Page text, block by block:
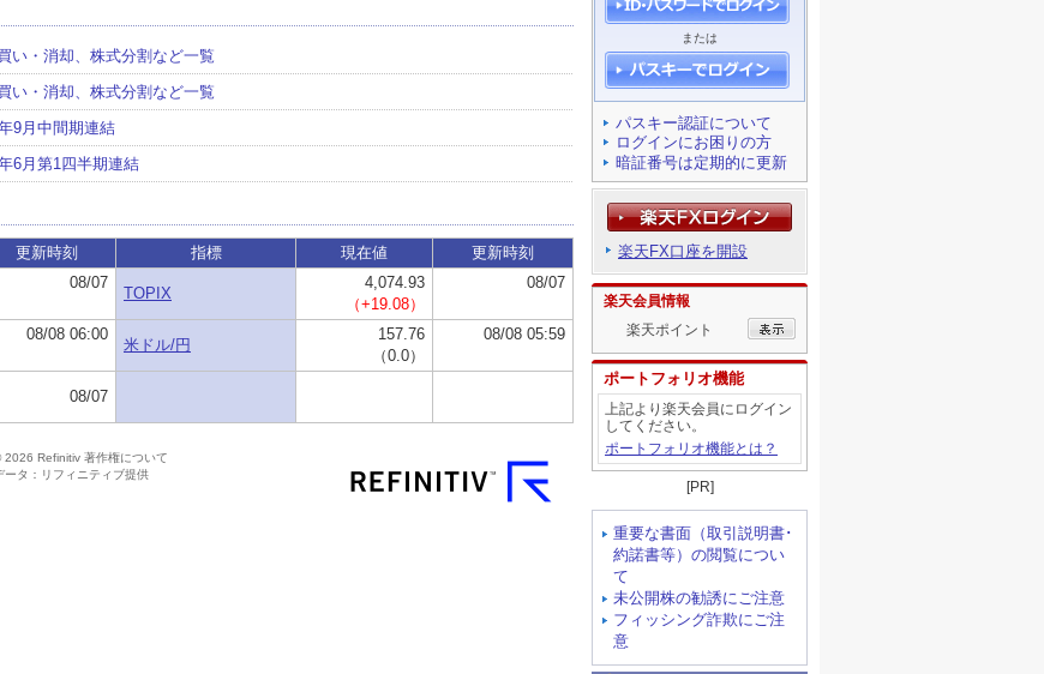
または
パスキー認証について
ログインにお困りの方
暗証番号は定期的に更新
楽天FX口座を開設
楽天会員情報
楽天ポイント
ポートフォリオ機能
上記より楽天会員にログイン
してください。
ポートフォリオ機能とは？
[PR]
重要な書面（取引説明書･
約諾書等）の閲覧につい
て
未公開株の勧誘にご注意
フィッシング詐欺にご注
意